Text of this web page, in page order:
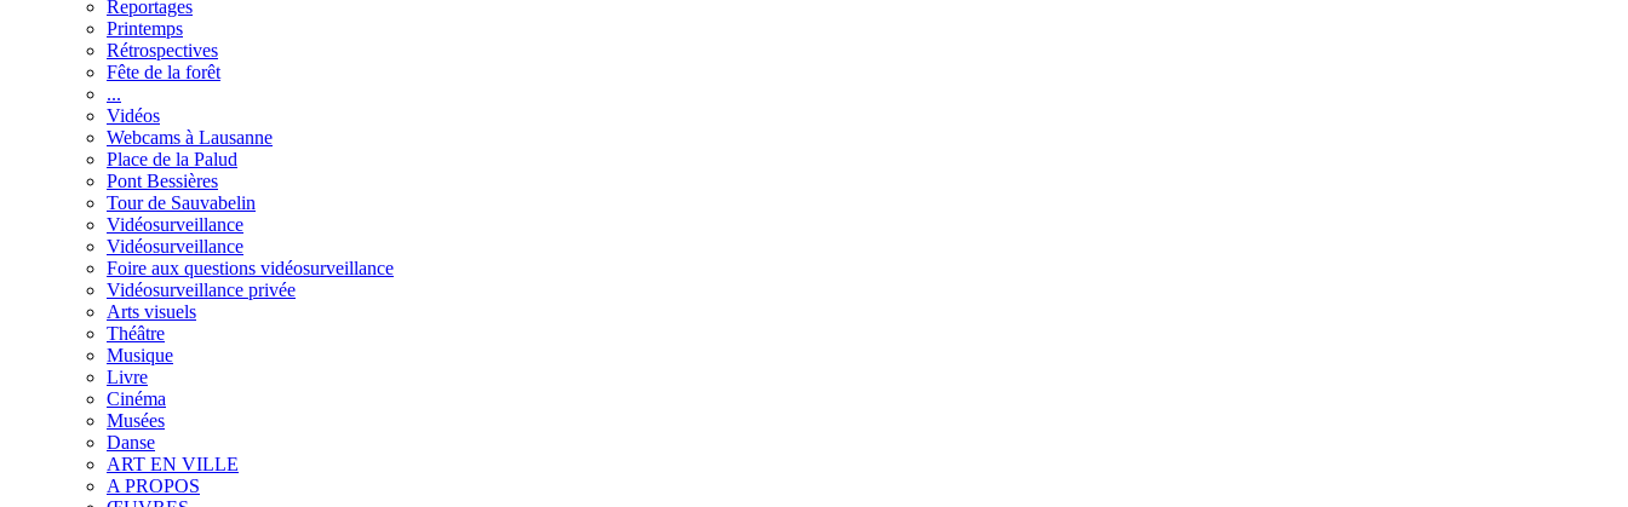
Reportages
Printemps
Rétrospectives
Fête de la forêt
...
Vidéos
Webcams à Lausanne
Place de la Palud
Pont Bessières
Tour de Sauvabelin
Vidéosurveillance
Vidéosurveillance
Foire aux questions vidéosurveillance
Vidéosurveillance privée
Arts visuels
Théâtre
Musique
Livre
Cinéma
Musées
Danse
ART EN VILLE
A PROPOS